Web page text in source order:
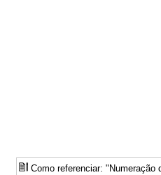
Como referenciar: